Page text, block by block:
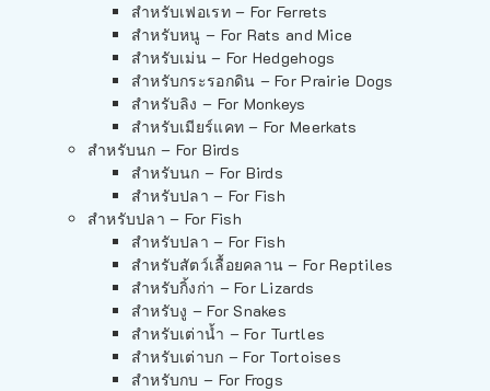
สำหรับเฟอเรท – For Ferrets
สำหรับหนู – For Rats and Mice
สำหรับเม่น – For Hedgehogs
สำหรับกระรอกดิน – For Prairie Dogs
สำหรับลิง – For Monkeys
สำหรับเมียร์แคท – For Meerkats
สำหรับนก – For Birds
สำหรับนก – For Birds
สำหรับปลา – For Fish
สำหรับปลา – For Fish
สำหรับปลา – For Fish
สำหรับสัตว์เลื้อยคลาน – For Reptiles
สำหรับกิ้งก่า – For Lizards
สำหรับงู – For Snakes
สำหรับเต่าน้ำ – For Turtles
สำหรับเต่าบก – For Tortoises
สำหรับกบ – For Frogs